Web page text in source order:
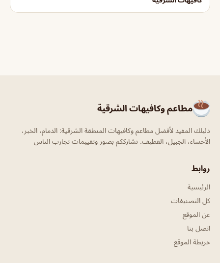
مطاعم وكافيهات الشرقية
دليلك المفيد لأفضل مطاعم وكافيهات المنطقة الشرقية: الدمام، الخبر،
الأحساء، الجبيل، القطيف. نشارككم بصور وتقييمات تجارب الناس
روابط
الرئيسية
كل التصنيفات
عن الموقع
اتصل بنا
خريطة الموقع